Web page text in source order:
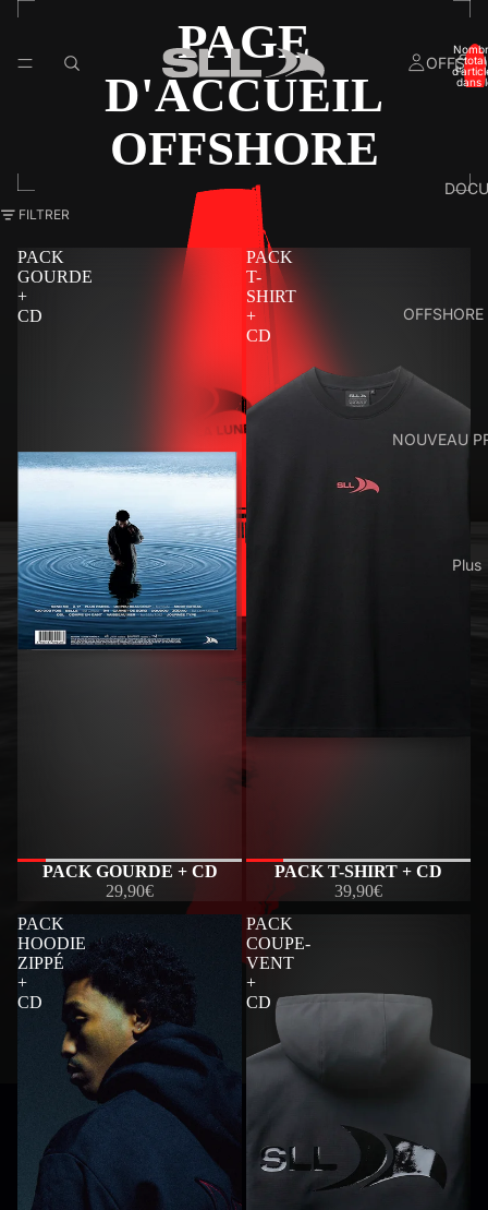
DOCU
NOUVEAU
Plus
total
dans
PAGE
D'ACCUEIL
OFFSHORE
FILTRER
PACK
GOURDE
+
CD
PACK GOURDE + CD
29,90€
PACK
T-
SHIRT
+
CD
PACK T-SHIRT + CD
39,90€
PACK
HOODIE
ZIPPÉ
+
CD
PACK
COUPE-
VENT
+
CD